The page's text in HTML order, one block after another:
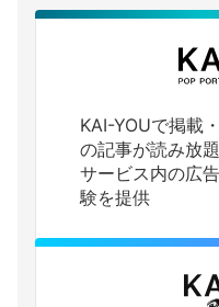
KAI-YOUで掲載
の記事が読み放題
サービス内の広
験を提供